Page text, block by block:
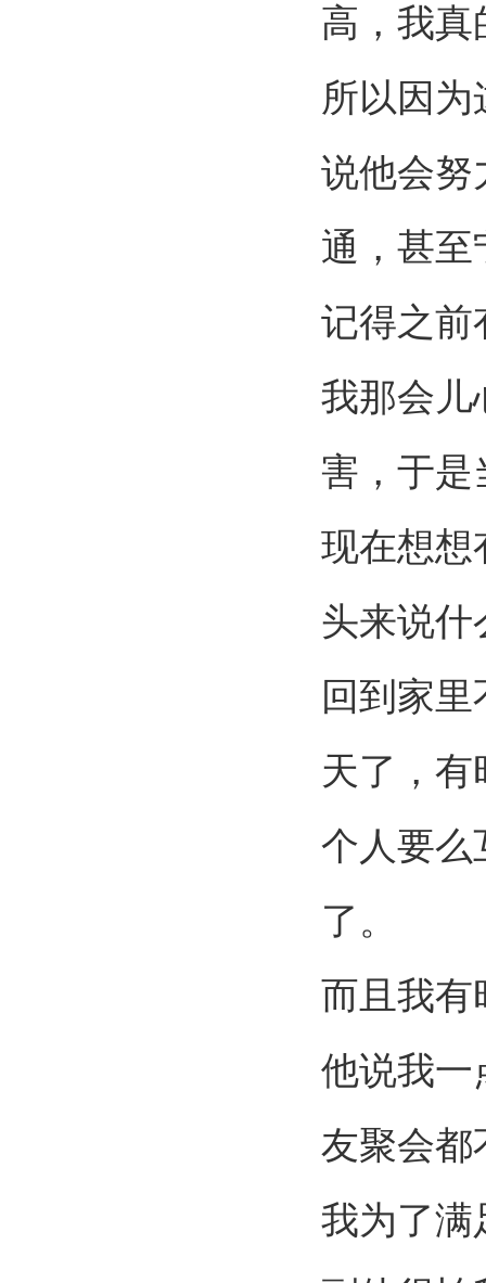
高，我真
所以因
说他会努
通，甚至
记得之前
我那会儿
害，于是
现在想想
头来说什
回到家
天了，有
个人要么
了。
而且我有
他说我一
友聚会都
我为了满